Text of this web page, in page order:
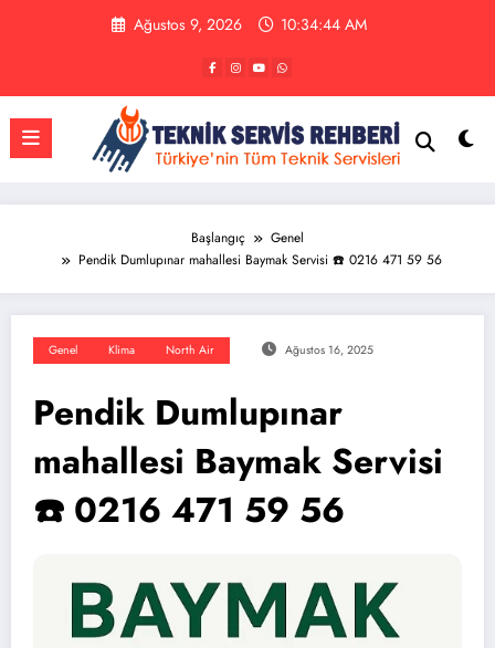
Ağustos 9, 2026 10:34:44 AM
Başlangıç
Genel
Pendik Dumlupınar mahallesi Baymak Servisi ☎️ 0216 471 59 56
Genel Klima North Air Ağustos 16, 2025
Pendik Dumlupınar
mahallesi Baymak Servisi
☎️ 0216 471 59 56